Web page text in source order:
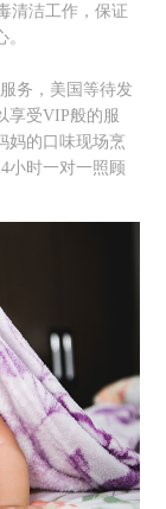
清洁工作，保证
务，美国等待发
享受VIP般的服
妈的口味现场烹
小时一对一照顾